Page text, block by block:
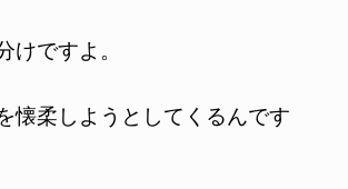
けですよ。
懐柔しようとしてくるんです